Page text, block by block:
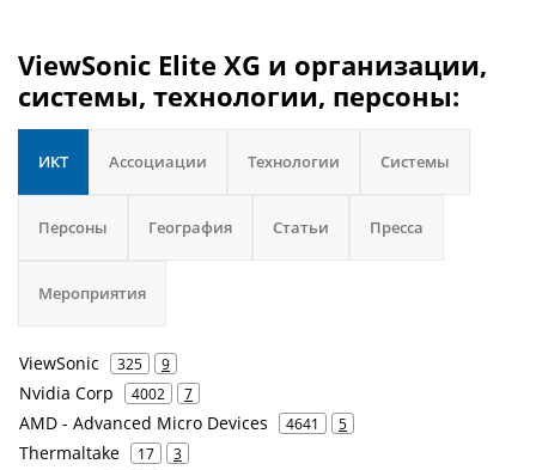
ViewSonic Elite XG и организации,
системы, технологии, персоны:
ИКТ Ассоциации Технологии Системы
Персоны География Статьи Пресса
Мероприятия
ViewSonic 325 9
Nvidia Corp 4002 7
AMD - Advanced Micro Devices 4641 5
Thermaltake 17 3